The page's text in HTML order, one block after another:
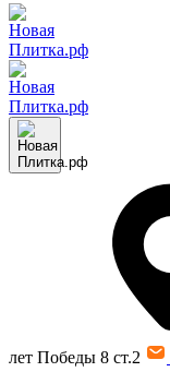
лет Победы 8 ст.2